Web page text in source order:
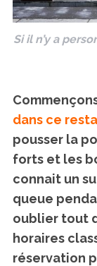
Si il n’y a
dans ce
pousser la
forts et les
connait un
queue
oublier tout
horaires
réservation